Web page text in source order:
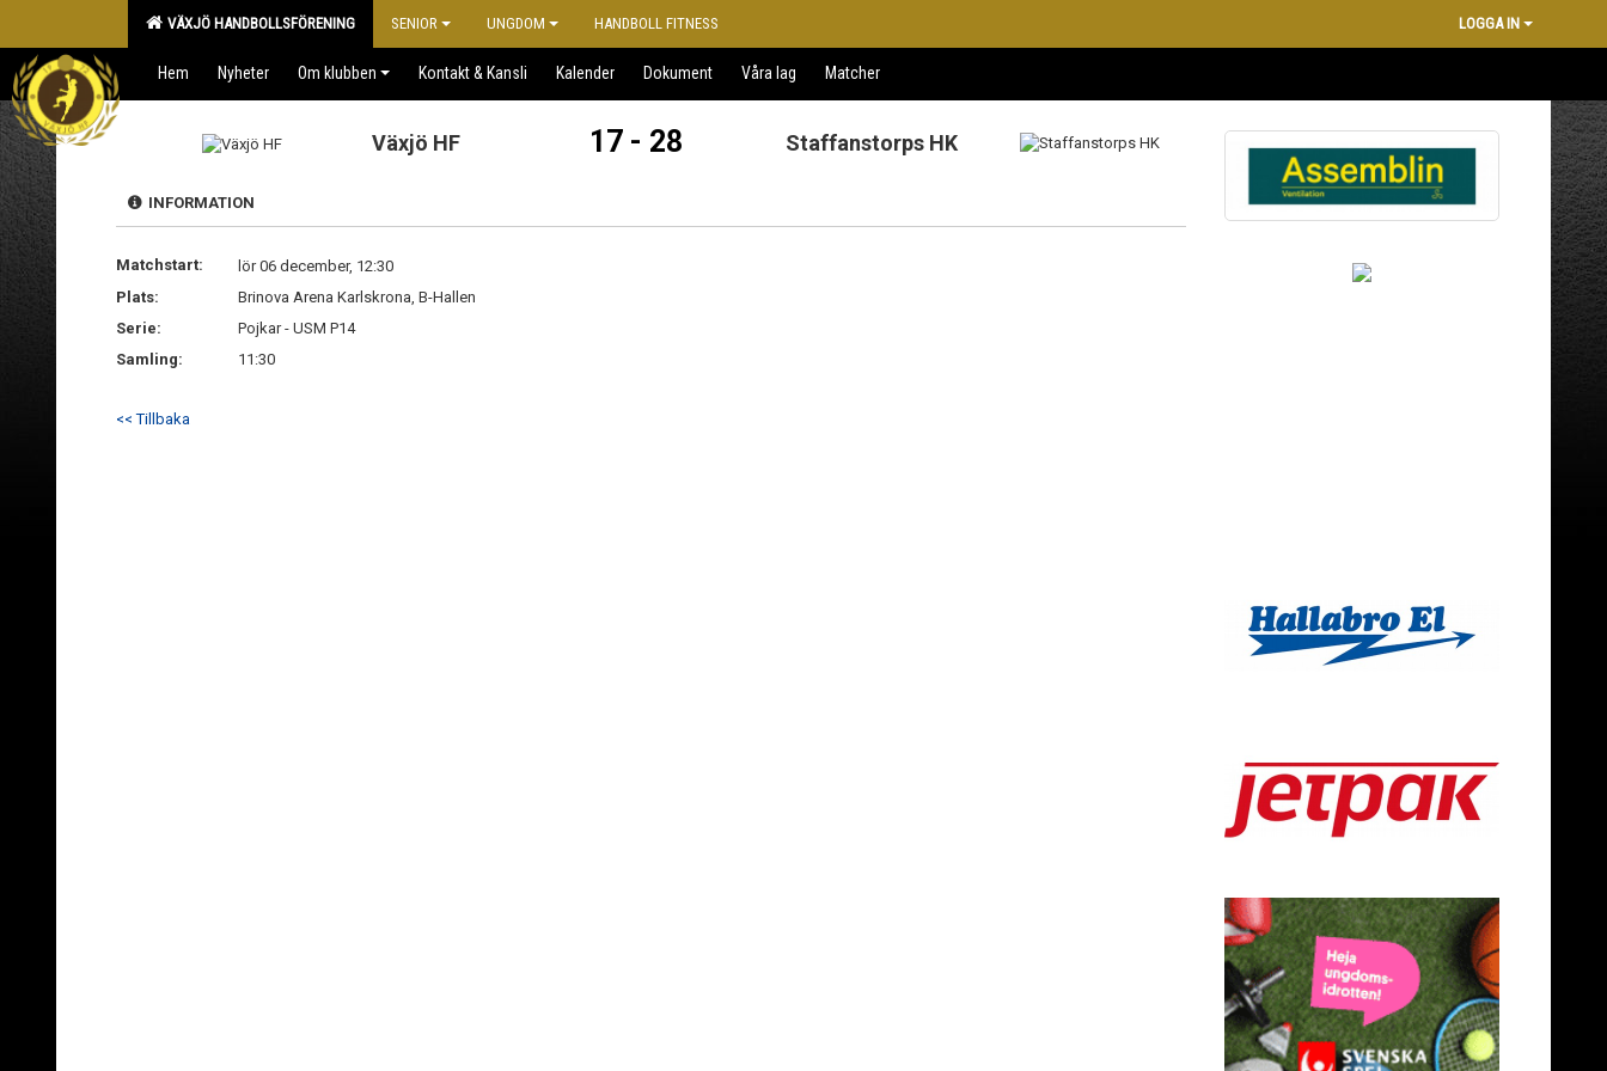
VÄXJÖ HANDBOLLSFÖRENING SENIOR UNGDOM HANDBOLL FITNESS LOGGA IN
Hem Nyheter Om klubben Kontakt & Kansli Kalender Dokument Våra lag Matcher
Växjö HF 17 - 28 Staffanstorps HK
INFORMATION
Matchstart:
lör 06 december, 12:30
Plats:
Brinova Arena Karlskrona, B-Hallen
Serie:
Pojkar - USM P14
Samling:
11:30
<< Tillbaka